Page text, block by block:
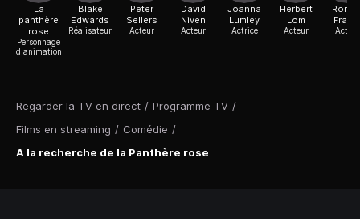
Regarder la TV en direct / Programme TV /
Films en streaming / Comédie /
A la recherche de la Panthère rose
La
panthère
rose
Personnage
d'animation
Blake
Edwards
Réalisateur
Peter
Sellers
Acteur
David
Niven
Acteur
Joanna
Lumley
Actrice
Herbert
Lom
Acteur Acteur